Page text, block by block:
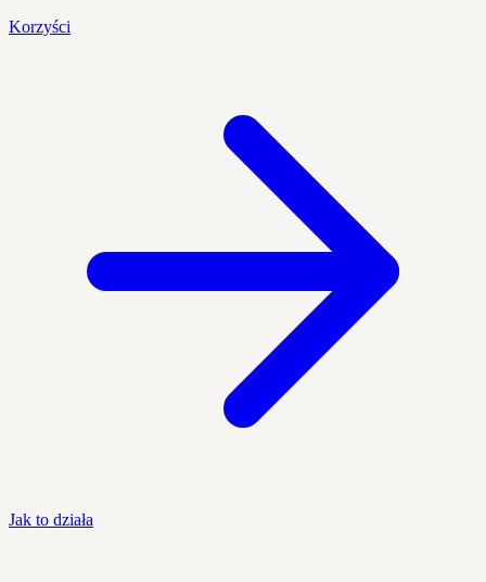
Korzyści
Jak to działa